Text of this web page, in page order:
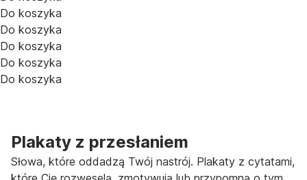
Do koszyka
Do koszyka
Do koszyka
Do koszyka
Do koszyka
Plakaty z przesłaniem
Słowa, które oddadzą Twój nastrój. Plakaty z cytatami,